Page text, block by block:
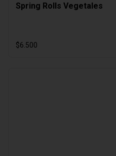
Spring Rolls Vegetales
$6.500